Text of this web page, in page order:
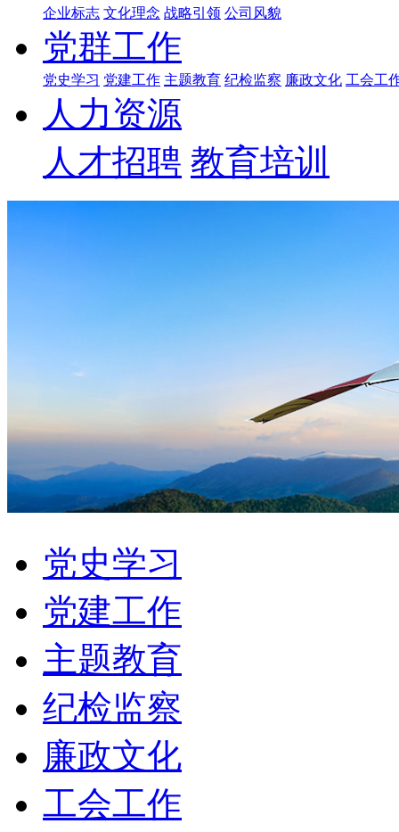
企业标志 文化理念 战略引领 公司风貌
党群工作
党史学习 党建工作 主题教育 纪检监察 廉政文化 工会工
人力资源
人才招聘 教育培训
党史学习
党建工作
主题教育
纪检监察
廉政文化
工会工作